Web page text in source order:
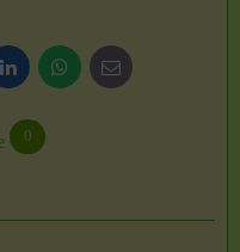
LinkedInWhatsApp
E-
mail
0